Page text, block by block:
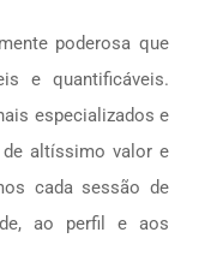
poderosa que
e quantificáveis.
especializados e
de altíssimo valor e
cada sessão de
ao perfil e aos